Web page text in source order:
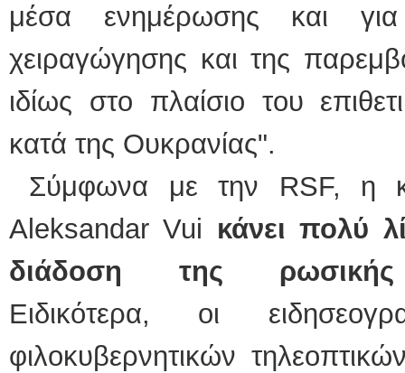
μέσα ενημέρωσης και
χειραγώγησης και της
ιδίως στο πλαίσιο του
κατά της Ουκρανίας".
Σύμφωνα με την RSF, η
Aleksandar Vui κάνει πολύ
διάδοση της ρωσικής
Ειδικότερα, οι
φιλοκυβερνητικών